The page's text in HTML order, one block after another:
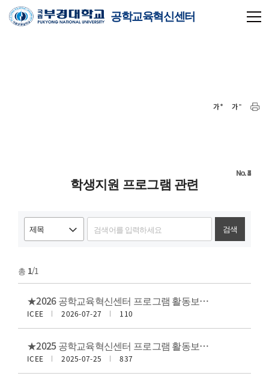
공학교육혁신센터
학생지원 프로그램 관련
검색
총 1/1
8
★2026 공학교육혁신센터 프로그램 활동보고서(참가소감문) 서식★
ICEE 2026-07-27 110
7
★2025 공학교육혁신센터 프로그램 활동보고서(참가소감문) 서식★
ICEE 2025-07-25 837
6
5
4
3
2
1